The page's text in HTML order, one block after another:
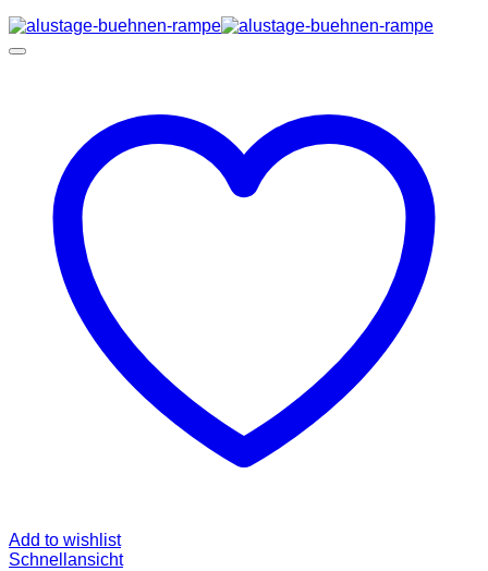
Add to wishlist
Schnellansicht